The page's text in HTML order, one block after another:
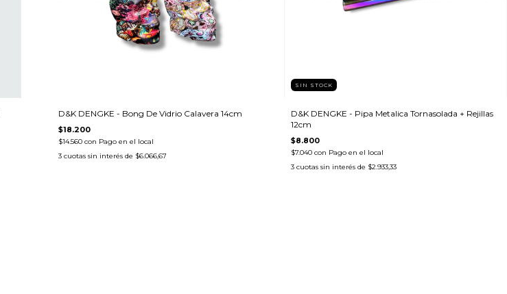
D&K DENGKE - Bong De Vidrio Calavera 14cm
$18.200
$14.560 con Pago en el local
3 cuotas sin interés de $6.066,67
SIN STOCK
D&K DENGKE - Pipa Metalica Tornasolada + Rejillas
12cm
$8.800
$7.040con Pago en el local
3 cuotas sin interés de $2.933,33